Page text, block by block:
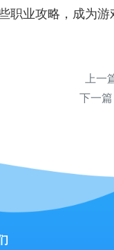
职业攻略，成为游
上一
下一